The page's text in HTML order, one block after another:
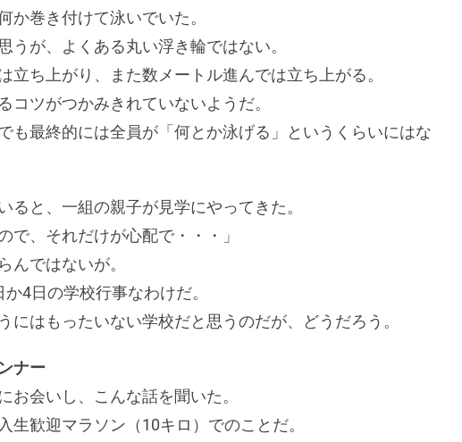
巻き付けて泳いでいた。
が、よくある丸い浮き輪ではない。
ち上がり、また数メートル進んでは立ち上がる。
ツがつかみきれていないようだ。
も最終的には全員が「何とか泳げる」というくらいにはな
と、一組の親子が見学にやってきた。
、それだけが心配で・・・」
ではないが。
4日の学校行事なわけだ。
はもったいない学校だと思うのだが、どうだろう。
ナー
会いし、こんな話を聞いた。
歓迎マラソン（10キロ）でのことだ。